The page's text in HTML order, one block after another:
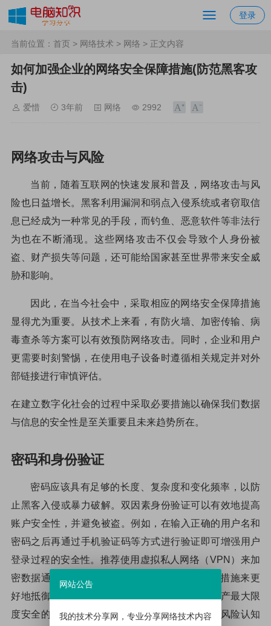
登录
当前位置： 首页 > 网络技术 > 网络 > 正文内容
如何加强企业的网络安全保障措施(防范黑客攻
击)
爱惜 3年前 网络 2992
网络攻击与风险
当前，随着互联网的快速发展和普及，网络攻击与风
险也日益增长。黑客利用漏洞和弱点入侵系统或者窃取信
息已经成为一种常见的手段，而钓鱼、恶意软件等非法行
为也在不断涌现。这些网络攻击不仅会导致个人身份被
盗、财产损失等问题，还可能给国家甚至世界带来安全威
胁和影响。
因此，在当今社会中，采取相应的网络安全保障措施
显得尤为重要。从技术上来看，有防火墙、加密传输、病
毒查杀等方案可以有效预防网络攻击。同时，企业和用户
更需要时刻警惕，在使用电子设备时遵循相关规定并对外
部链接进行审慎评估。
在建立数字化社会的过程中采取必要措施以确保我们数据
与信息的安全性是至关重要且未来趋势所在。
密码和身份验证
密码应该具有足够的长度、复杂度和变化频率，以防
止黑客入侵或暴力破解。双因素身份验证可以有效地提高
账户安全性，并避免被盗。例如，在输入正确的用户名和
密码之后再通过手机验证码等方式进行验证即可增强用户
登录过程的安全性。推荐使用虚拟私人网络（VPN）来加
密数据通信并隐藏真实IP地址以及采取多层防御措施来更
好地抵御潜在威胁也很必要。在保证自己信息资产最大限
度安全的同时也需要不断更新自己对于电子社会风险认知
网站公告
我的技术分享网，专业分享网络技术内容